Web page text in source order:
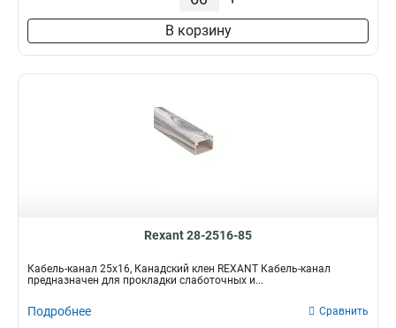
В корзину
Rexant 28-2516-85
Кабель-канал 25x16, Канадский клен REXANT Кабель-канал
предназначен для прокладки слаботочных и...
Подробнее Сравнить